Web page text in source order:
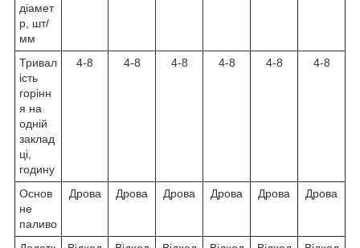
діамет
р, шт/
мм
Тривал
ість
горінн
я на
одній
заклад
ці,
годину
4-8 4-8 4-8 4-8 4-8 4-8
Основ
не
паливо
Дрова Дрова Дрова Дрова Дрова Дрова